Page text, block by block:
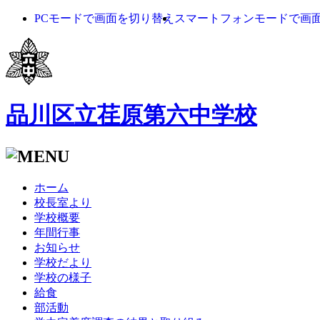
PCモードで画面を切り替え スマートフォンモードで画
品川区立荏原第六中学校
ホーム
校長室より
学校概要
年間行事
お知らせ
学校だより
学校の様子
給食
部活動